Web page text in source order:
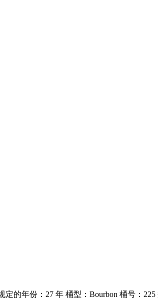
定的年份：27 年 桶型：Bourbon 桶号：